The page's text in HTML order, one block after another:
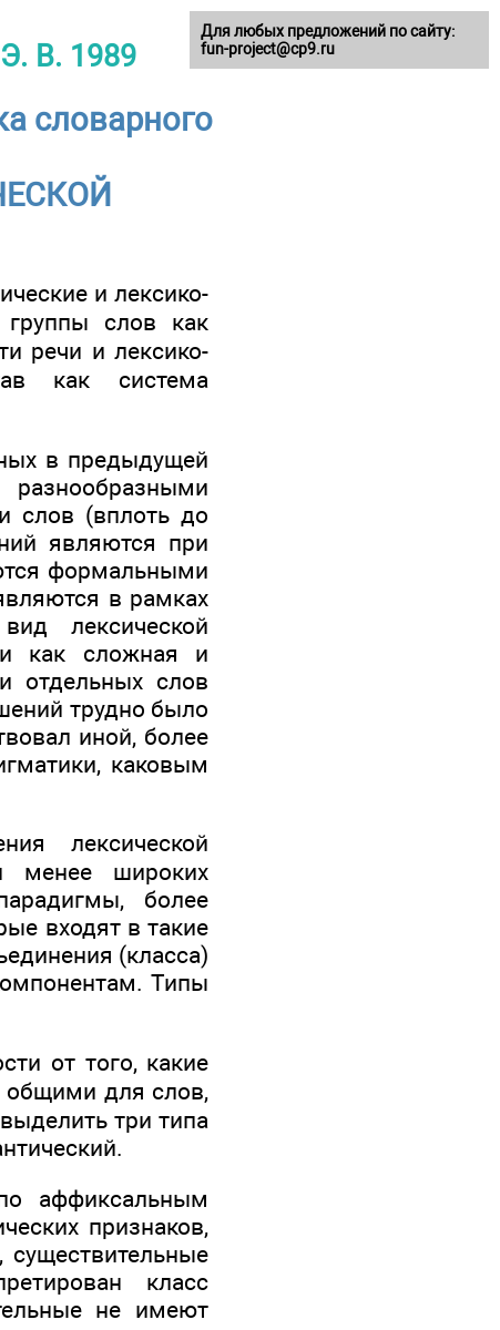
В. 1989
словарного
и лексико-
группы слов как
речи и лексико-
как система
в предыдущей
слов (вплоть до
являются при
формальными
в рамках
лексической
как сложная и
отдельных слов
трудно было
иной, более
каковым
лексической
менее широких
более
входят в такие
(класса)
Типы
от того, какие
для слов,
три типа
аффиксальным
признаков,
класс
не имеют
Для любых предложений по сайту:
fun-project@cp9.ru